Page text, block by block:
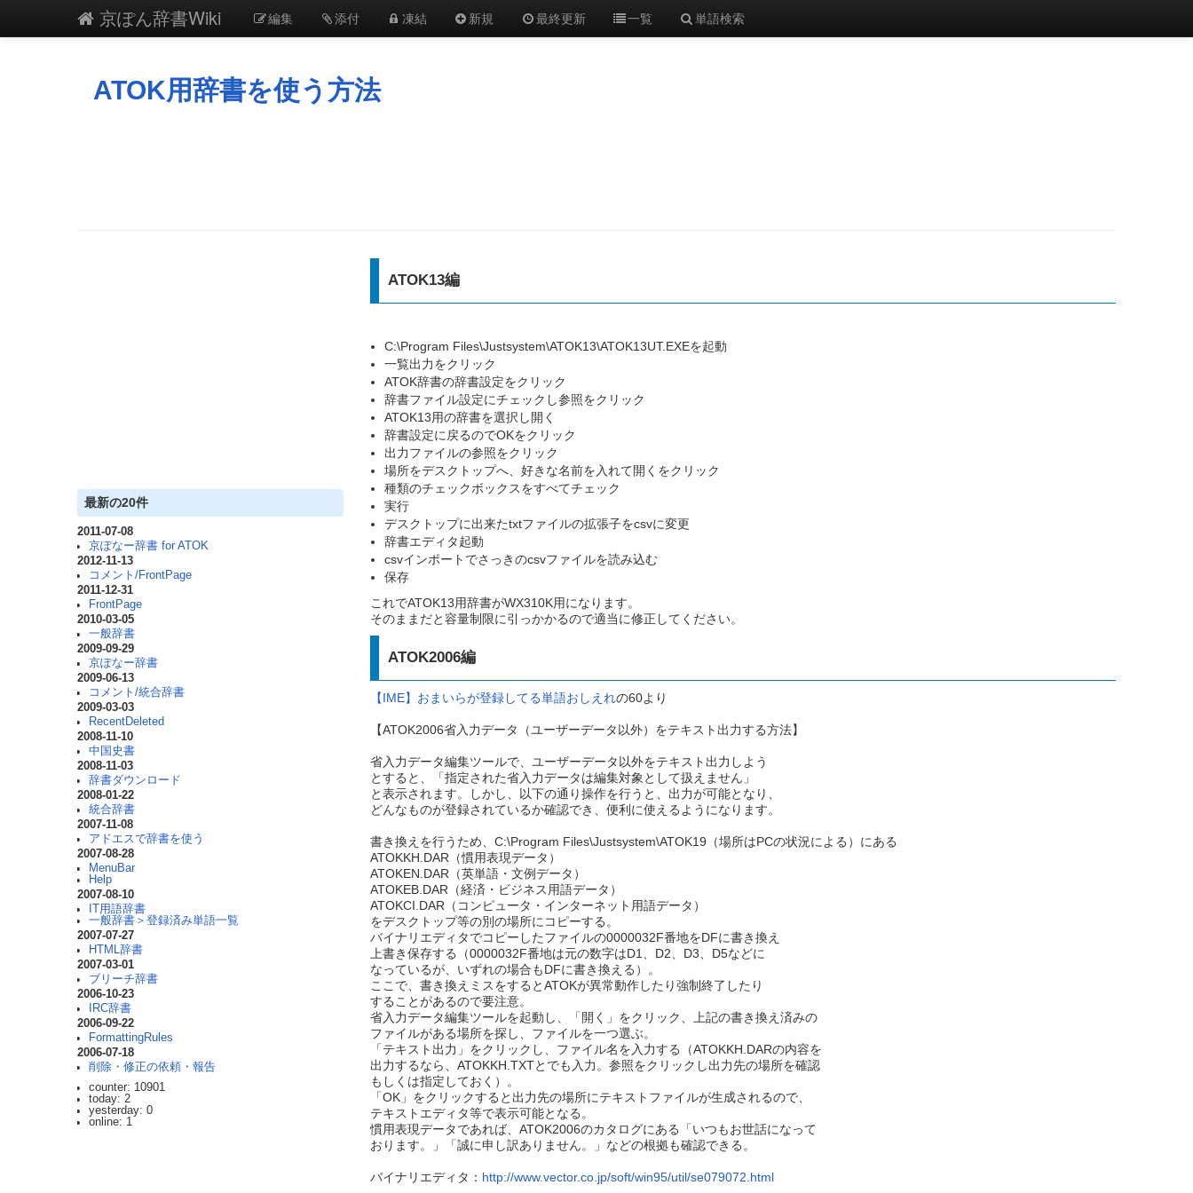
京ぽん辞書Wiki 編集 添付 凍結 新規 最終更新 一覧 単語検索
ATOK用辞書を使う方法
最新の20件
2011-07-08
京ぽなー辞書 for ATOK
2012-11-13
コメント/FrontPage
2011-12-31
FrontPage
2010-03-05
一般辞書
2009-09-29
京ぽなー辞書
2009-06-13
コメント/統合辞書
2009-03-03
RecentDeleted
2008-11-10
中国史書
2008-11-03
辞書ダウンロード
2008-01-22
統合辞書
2007-11-08
アドエスで辞書を使う
2007-08-28
MenuBar
Help
2007-08-10
IT用語辞書
一般辞書＞登録済み単語一覧
2007-07-27
HTML辞書
2007-03-01
ブリーチ辞書
2006-10-23
IRC辞書
2006-09-22
FormattingRules
2006-07-18
削除・修正の依頼・報告
counter: 10901
today: 2
yesterday: 0
online: 1
ATOK13編
C:\Program Files\Justsystem\ATOK13\ATOK13UT.EXEを起動
一覧出力をクリック
ATOK辞書の辞書設定をクリック
辞書ファイル設定にチェックし参照をクリック
ATOK13用の辞書を選択し開く
辞書設定に戻るのでOKをクリック
出力ファイルの参照をクリック
場所をデスクトップへ、好きな名前を入れて開くをクリック
種類のチェックボックスをすべてチェック
実行
デスクトップに出来たtxtファイルの拡張子をcsvに変更
辞書エディタ起動
csvインポートでさっきのcsvファイルを読み込む
保存
これでATOK13用辞書がWX310K用になります。
そのままだと容量制限に引っかかるので適当に修正してください。
ATOK2006編
【IME】おまいらが登録してる単語おしえれの60より
【ATOK2006省入力データ（ユーザーデータ以外）をテキスト出力する方法】
省入力データ編集ツールで、ユーザーデータ以外をテキスト出力しよう
とすると、「指定された省入力データは編集対象として扱えません」
と表示されます。しかし、以下の通り操作を行うと、出力が可能となり、
どんなものが登録されているか確認でき、便利に使えるようになります。
書き換えを行うため、C:\Program Files\Justsystem\ATOK19（場所はPCの状況による）にある
ATOKKH.DAR（慣用表現データ）
ATOKEN.DAR（英単語・文例データ）
ATOKEB.DAR（経済・ビジネス用語データ）
ATOKCI.DAR（コンピュータ・インターネット用語データ）
をデスクトップ等の別の場所にコピーする。
バイナリエディタでコピーしたファイルの0000032F番地をDFに書き換え
上書き保存する（0000032F番地は元の数字はD1、D2、D3、D5などに
なっているが、いずれの場合もDFに書き換える）。
ここで、書き換えミスをするとATOKが異常動作したり強制終了したり
することがあるので要注意。
省入力データ編集ツールを起動し、「開く」をクリック、上記の書き換え済みの
ファイルがある場所を探し、ファイルを一つ選ぶ。
「テキスト出力」をクリックし、ファイル名を入力する（ATOKKH.DARの内容を
出力するなら、ATOKKH.TXTとでも入力。参照をクリックし出力先の場所を確認
もしくは指定しておく）。
「OK」をクリックすると出力先の場所にテキストファイルが生成されるので、
テキストエディタ等で表示可能となる。
慣用表現データであれば、ATOK2006のカタログにある「いつもお世話になって
おります。」「誠に申し訳ありません。」などの根拠も確認できる。
バイナリエディタ： http://www.vector.co.jp/soft/win95/util/se079072.html